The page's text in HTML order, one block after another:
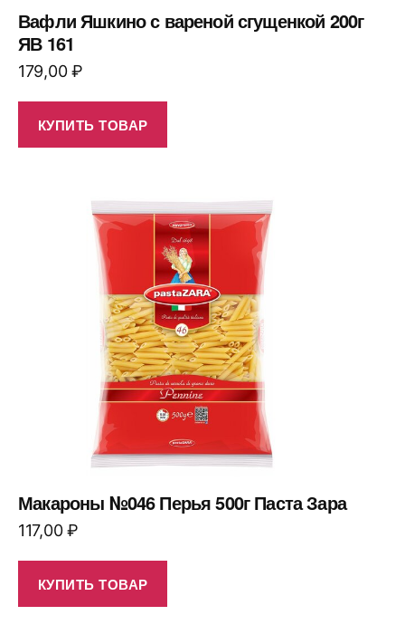
Вафли Яшкино с вареной сгущенкой 200г
ЯВ 161
179,00₽
КУПИТЬ ТОВАР
Макароны №046 Перья 500г Паста Зара
117,00₽
КУПИТЬ ТОВАР